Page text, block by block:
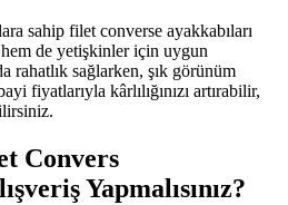
sahip filet converse ayakkabıları
de yetişkinler için uygun
rahatlık sağlarken, şık görünüm
fiyatlarıyla kârlılığınızı artırabilir,
Convers
Yapmalısınız?